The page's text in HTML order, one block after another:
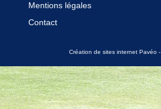
Mentions légales
Contact
Création de sites internet Pavéo